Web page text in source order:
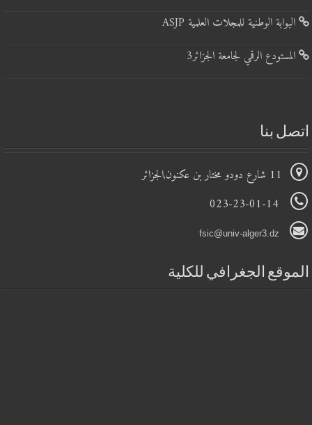
البوابة الوطنية للمجلات العلمية ASJP
المستودع الرقمي لجامعة الجزائر3
اتصل بنا
الموقع الجغرافي للكلية